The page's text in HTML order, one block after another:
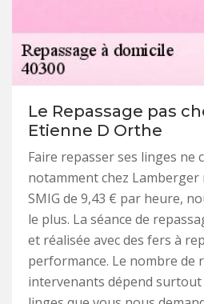
Le Repassage pas
Etienne D Orthe
Faire repasser ses linges ne
notamment chez Lamberger
SMIG de 9,43 € par heure,
le plus. La séance de
et réalisée avec des fers à
performance. Le nombre de
intervenants dépend surtout